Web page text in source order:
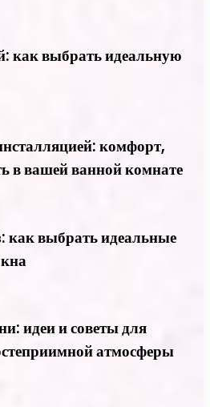
как выбрать идеальную
комфорт,
в вашей ванной комнате
как выбрать идеальные
идеи и советы для
атмосферы